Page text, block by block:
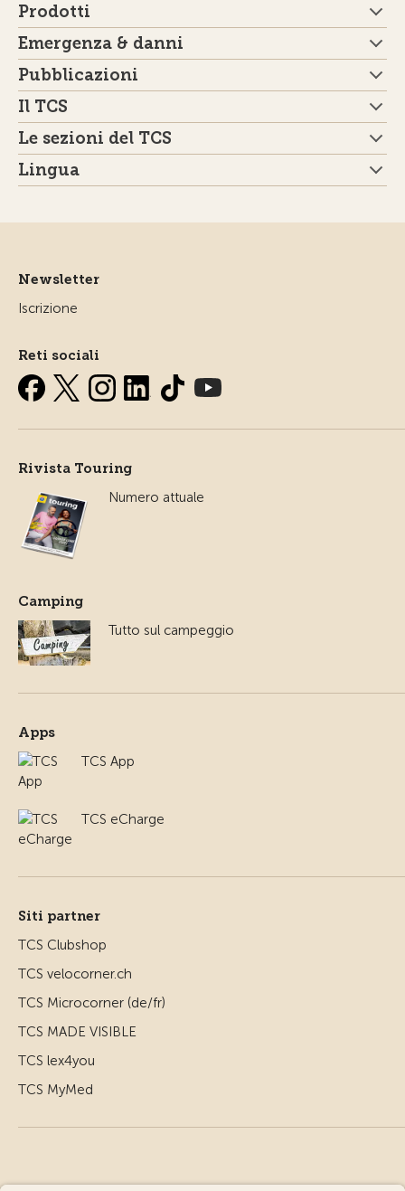
Prodotti
Emergenza & danni
Pubblicazioni
Il TCS
Le sezioni del TCS
Lingua
Newsletter
Iscrizione
Reti sociali
Rivista Touring
Numero attuale
Camping
Tutto sul campeggio
Apps
TCS App
TCS eCharge
Siti partner
TCS Clubshop
TCS velocorner.ch
TCS Microcorner (de/fr)
TCS MADE VISIBLE
TCS lex4you
TCS MyMed